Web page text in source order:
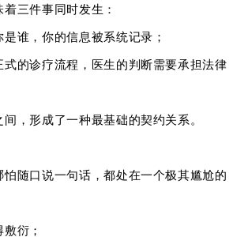
三件事同时发生：
谁，你的信息被系统记录；
式的诊疗流程，医生的判断需要承担法律
，形成了一种最基础的契约关系。
怕随口说一句话，都处在一个极其尴尬的
衍；